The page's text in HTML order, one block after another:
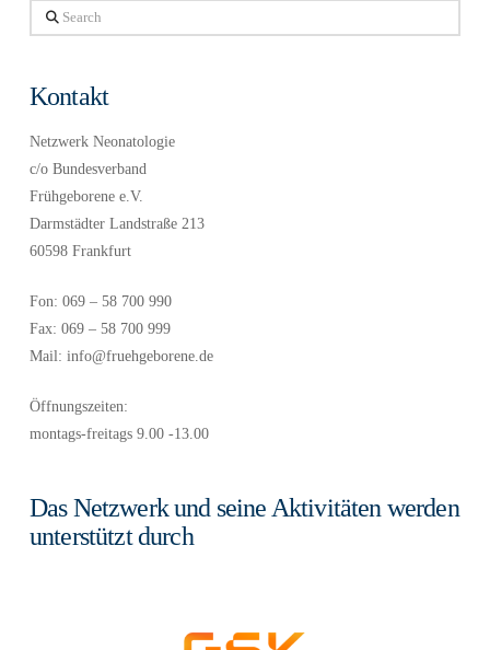
Search
Kontakt
Netzwerk Neonatologie
c/o Bundesverband
Frühgeborene e.V.
Darmstädter Landstraße 213
60598 Frankfurt
Fon: 069 – 58 700 990
Fax: 069 – 58 700 999
Mail: info@fruehgeborene.de
Öffnungszeiten:
montags-freitags 9.00 -13.00
Das Netzwerk und seine Aktivitäten werden
unterstützt durch